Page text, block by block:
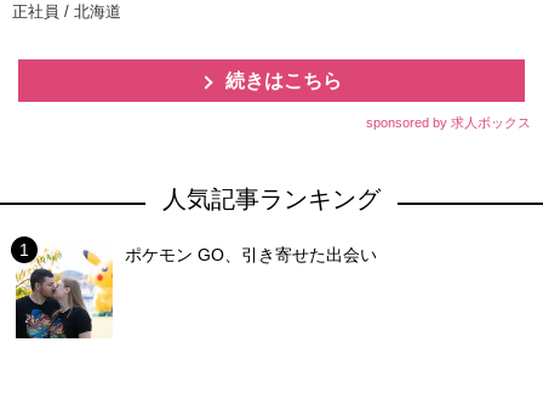
正社員 / 北海道
続きはこちら
sponsored by 求人ボックス
人気記事ランキング
ポケモン GO、引き寄せた出会い